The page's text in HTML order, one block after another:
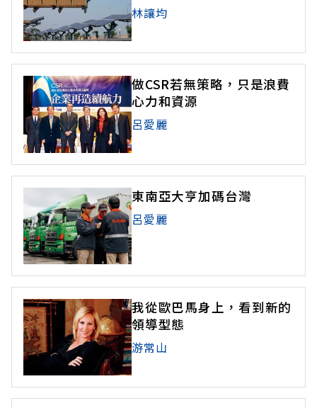
林讓均
做CSR若無策略，只是浪費
心力和資源
呂愛麗
東南亞大亨加碼台灣
呂愛麗
我從歐巴馬身上，看到新的
領導型態
游常山